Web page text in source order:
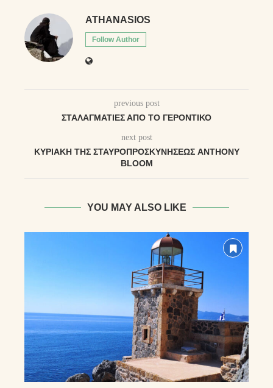
ATHANASIOS
Follow Author
previous post
ΣΤΑΛΑΓΜΑΤΙΈΣ ΑΠΌ ΤΟ ΓΕΡΟΝΤΙΚΌ
next post
ΚΥΡΙΑΚΉ ΤΗ͂Σ ΣΤΑΥΡΟΠΡΟΣΚΥΝΉΣΕΩΣ ANTHONY
BLOOM
YOU MAY ALSO LIKE